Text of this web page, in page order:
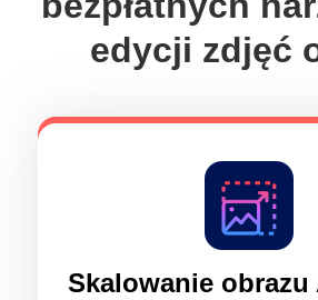
edycji zdjęć
Skalowanie